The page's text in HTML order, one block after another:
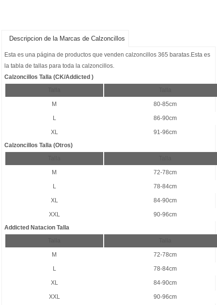
Descripcion de la Marcas de Calzoncillos
Esta es una página de productos que venden calzoncillos 365 baratas .Esta es
la tabla de tallas para toda la calzoncillos.
Calzoncillos Talla (CK/Addicted )
M 80-85cm
L 86-90cm
XL
91-96cm
Calzoncillos Talla (Otros)
M 72-78cm
L 78-84cm
XL 84-90cm
XXL
90-96cm
Addicted Natacion Talla
M 72-78cm
L 78-84cm
XL 84-90cm
XXL 90-96cm